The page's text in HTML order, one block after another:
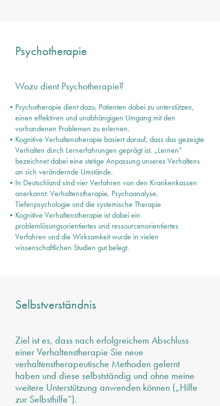
Psychotherapie
Wozu dient Psychotherapie?
Psychotherapie dient dazu, Patienten dabei zu unterstützen,
einen effektiven und unabhängigen Umgang mit den
vorhandenen Problemen zu erlernen.
Kognitive Verhaltenstherapie basiert darauf, dass das gezeigte
Verhalten durch Lernerfahrungen geprägt ist. „Lernen”
bezeichnet dabei eine stetige Anpassung unseres Verhaltens
an sich verändernde Umstände.
In Deutschland sind vier Verfahren von den Krankenkassen
anerkannt: Verhaltenstherapie, Psychoanalyse,
Tiefenpsychologie und die systemische Therapie
Kognitive Verhaltenstherapie ist dabei ein
problemlösungsorientiertes und ressourcenorientiertes
Verfahren und die Wirksamkeit wurde in vielen
wissenschaftlichen Studien gut belegt.
Selbstverständnis
Ziel ist es, dass nach erfolgreichem Abschluss
einer Verhaltenstherapie Sie neue
verhaltenstherapeutische Methoden gelernt
haben und diese selbstständig und ohne meine
weitere Unterstützung anwenden können („Hilfe
zur Selbsthilfe“).